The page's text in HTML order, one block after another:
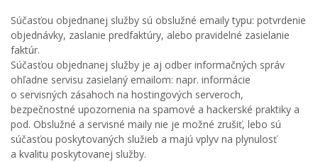
Súčasťou objednanej služby sú obslužné emaily typu: potvrdenie
objednávky, zaslanie predfaktúry, alebo pravidelné zasielanie
faktúr.
Súčasťou objednanej služby je aj odber informačných správ
ohľadne servisu zasielaný emailom: napr. informácie
o servisných zásahoch na hostingových serveroch,
bezpečnostné upozornenia na spamové a hackerské praktiky a
pod. Obslužné a servisné maily nie je možné zrušiť, lebo sú
súčasťou poskytovaných služieb a majú vplyv na plynulosť
a kvalitu poskytovanej služby.